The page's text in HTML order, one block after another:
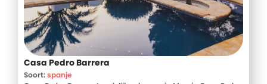
Casa Pedro Barrera
Soort:spanje